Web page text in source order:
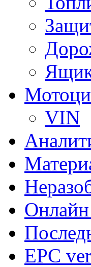
VIN
EPC